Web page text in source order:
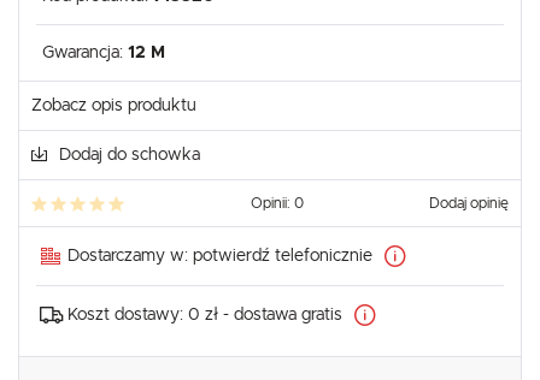
Gwarancja: 12 M
Zobacz opis produktu
Dodaj do schowka
Opinii: 0 Dodaj opinię
Dostarczamy w: potwierdź telefonicznie
Koszt dostawy: 0 zł - dostawa gratis